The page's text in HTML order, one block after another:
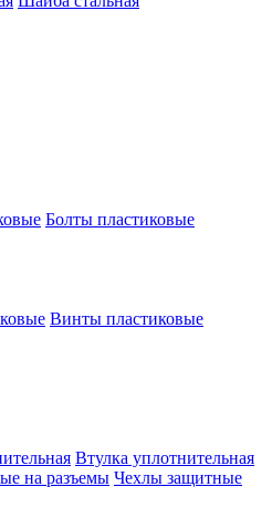
Болты пластиковые
Винты пластиковые
Втулка уплотнительная
Чехлы защитные